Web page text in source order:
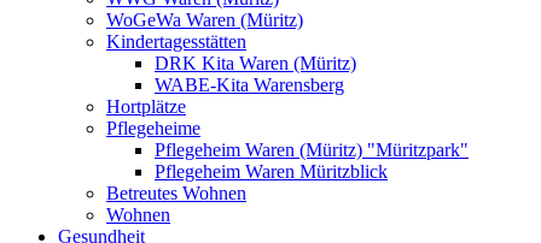
WoGeWa Waren (Müritz)
Kindertagesstätten
DRK Kita Waren (Müritz)
WABE-Kita Warensberg
Hortplätze
Pflegeheime
Pflegeheim Waren (Müritz) "Müritzpark"
Pflegeheim Waren Müritzblick
Betreutes Wohnen
Wohnen
Gesundheit